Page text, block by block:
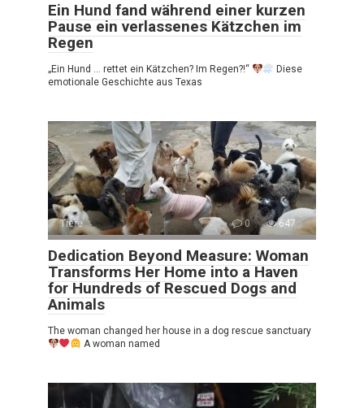
Ein Hund fand während einer kurzen
Pause ein verlassenes Kätzchen im
Regen
„Ein Hund … rettet ein Kätzchen? Im Regen?!“
Diese
emotionale Geschichte aus Texas
Tiere 0 647
Dedication Beyond Measure: Woman
Transforms Her Home into a Haven
for Hundreds of Rescued Dogs and
Animals
The woman changed her house in a dog rescue sanctuary
A woman named